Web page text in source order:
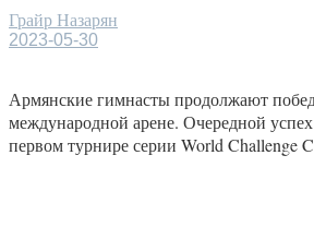
Грайр Назарян
2023-05-30
Армянские гимнасты продолжают
международной арене. Очередной
первом турнире серии World Challenge